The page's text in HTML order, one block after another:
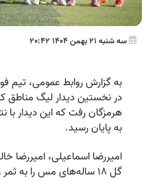
سه شنبه 21 بهمن 1404 20:42
در نخستین دیدار لیگ مناطق
به پایان رسید.
امیررضا اسماعیلی، امیررضا
گل ۱۸ ساله‌های مس را به ثمر رساندند.